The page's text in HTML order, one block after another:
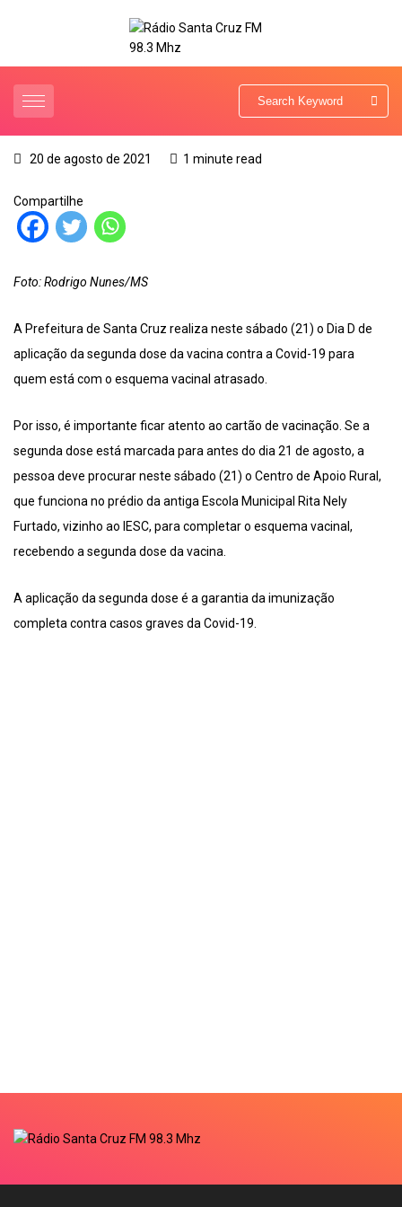
20 de agosto de 2021 1 minute read
Compartilhe
Foto: Rodrigo Nunes/MS
A Prefeitura de Santa Cruz realiza neste sábado (21) o Dia D de
aplicação da segunda dose da vacina contra a Covid-19 para
quem está com o esquema vacinal atrasado.
Por isso, é importante ficar atento ao cartão de vacinação. Se a
segunda dose está marcada para antes do dia 21 de agosto, a
pessoa deve procurar neste sábado (21) o Centro de Apoio Rural,
que funciona no prédio da antiga Escola Municipal Rita Nely
Furtado, vizinho ao IESC, para completar o esquema vacinal,
recebendo a segunda dose da vacina.
A aplicação da segunda dose é a garantia da imunização
completa contra casos graves da Covid-19.